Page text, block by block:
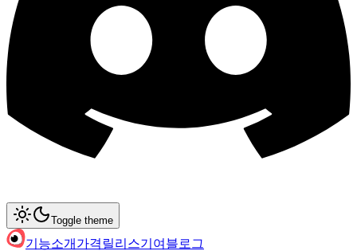
Toggle theme
기능소개 가격 릴리스기여 블로그